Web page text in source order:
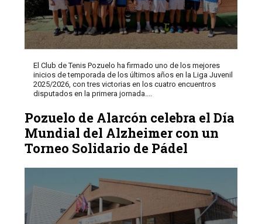
El Club de Tenis Pozuelo ha firmado uno de los mejores
inicios de temporada de los últimos años en la Liga Juvenil
2025/2026, con tres victorias en los cuatro encuentros
disputados en la primera jornada....
Pozuelo de Alarcón celebra el Día
Mundial del Alzheimer con un
Torneo Solidario de Pádel